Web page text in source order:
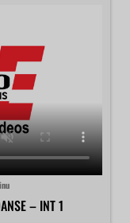
– INT 1